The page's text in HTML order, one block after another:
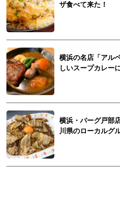
ザ食べて来た！
横浜の名店「アル
しいスープカレー
横浜・バーグ戸部
川県のローカルグ